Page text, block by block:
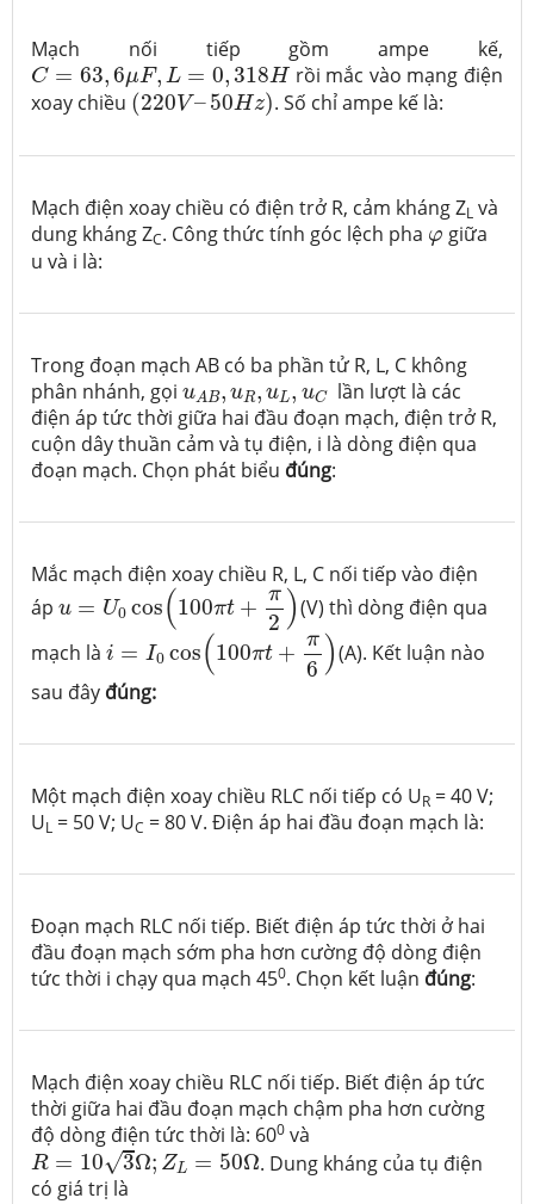
Mạch nối tiếp gồm ampe kế,
C = 63,6μF, L = 0,318H
C=63,6 μF,L= 0, 318H
rồi mắc vào mạng điện
xoay chiều (220V– 50Hz)
(220V–50Hz) . Số chỉ ampe kế là:
Mạch điện xoay chiều có điện trở R, cảm kháng ZL và
dung kháng ZC. Công thức tính góc lệch pha φ
φgiữa
u và i là:
Trong đoạn mạch AB có ba phần tử R, L, C không
phân nhánh, gọi uAB, uR, uL, uC
uAB ,uR uL uC lần lượt là các
điện áp tức thời giữa hai đầu đoạn mạch, điện trở R,
cuộn dây thuần cảm và tụ điện, i là dòng điện qua
đoạn mạch. Chọn phát biểu đúng:
Mắc mạch điện xoay chiều R, L, C nối tiếp vào điện
áp u = U0 cos(100πt +
π
2 )
u =U0cos(100π +π2)
(V) thì dòng điện qua
mạch là i = I0 cos(100πt +
π
6 )
cos 100 π6)
(A). Kết luận nào
sau đây đúng:
Một mạch điện xoay chiều RLC nối tiếp có UR = 40 V;
UL = 50 V; UC = 80 V. Điện áp hai đầu đoạn mạch là:
Đoạn mạch RLC nối tiếp. Biết điện áp tức thời ở hai
đầu đoạn mạch sớm pha hơn cường độ dòng điện
tức thời i chạy qua mạch 450. Chọn kết luận đúng:
Mạch điện xoay chiều RLC nối tiếp. Biết điện áp tức
thời giữa hai đầu đoạn mạch chậm pha hơn cường
độ dòng điện tức thời là: 600 và
R = 10√3Ω; ZL = 50Ω
R= 103Ω;ZL=50 Ω
. Dung kháng của tụ điện
có giá trị là